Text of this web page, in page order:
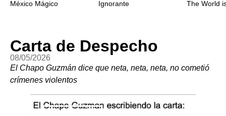
México Mágico
Ignorante
The World
Carta de Despecho
08/05/2026
El Chapo Guzmán dice que neta, neta, neta, no cometió
crímenes violentos